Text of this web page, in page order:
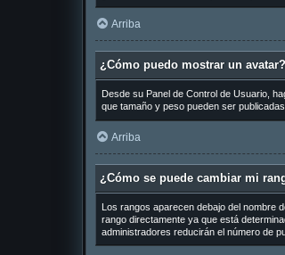
Arriba
¿Cómo puedo mostrar un avatar?
Desde su Panel de Control de Usuario,
que tamaño y peso pueden ser
Arriba
¿Cómo se puede cambiar mi
Los rangos aparecen debajo del nombre
rango directamente ya que está
administradores reducirán el número de